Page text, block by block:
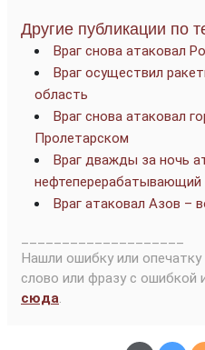
Другие публикации по
Враг снова атаковал
Враг осуществил
область
Враг снова атаковал
Пролетарском
Враг дважды за ночь
нефтеперерабатывающий
Враг атаковал Азов –
Нашли ошибку или
слово или фразу с ошибкой
сюда